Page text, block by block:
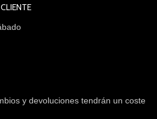
y devoluciones tendrán un coste